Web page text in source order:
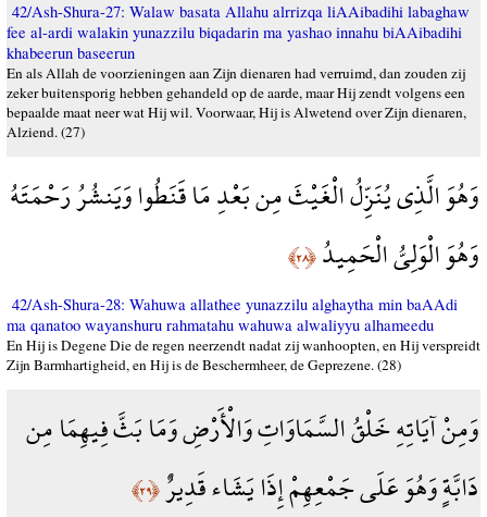
42/Ash-Shura-27: Walaw basata Allahu alrrizqa liAAibadihi labaghaw
fee al-ardi walakin yunazzilu biqadarin ma yashao innahu biAAibadihi
khabeerun baseerun
En als Allah de voorzieningen aan Zijn dienaren had verruimd, dan zouden zij
zeker buitensporig hebben gehandeld op de aarde, maar Hij zendt volgens een
bepaalde maat neer wat Hij wil. Voorwaar, Hij is Alwetend over Zijn dienaren,
Alziend. (27)
وَهُوَ الَّذِي يُنَزِّلُ الْغَيْثَ مِن بَعْدِ مَا قَنَطُوا وَيَنشُرُ رَحْمَتَهُ
وَهُوَ الْوَلِيُّ الْحَمِيدُ﴿٢٨﴾
42/Ash-Shura-28: Wahuwa allathee yunazzilu alghaytha min baAAdi
ma qanatoo wayanshuru rahmatahu wahuwa alwaliyyu alhameedu
En Hij is Degene Die de regen neerzendt nadat zij wanhoopten, en Hij verspreidt
Zijn Barmhartigheid, en Hij is de Beschermheer, de Geprezene. (28)
وَمِنْ آيَاتِهِ خَلْقُ السَّمَاوَاتِ وَالْأَرْضِ وَمَا بَثَّ فِيهِمَا مِن
دَابَّةٍ وَهُوَ عَلَى جَمْعِهِمْ إِذَا يَشَاء قَدِيرٌ﴿٢٩﴾